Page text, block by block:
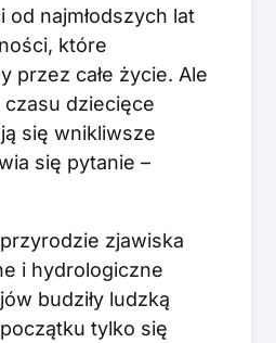
najmłodszych lat
które
przez całe życie. Ale
dziecięce
się wnikliwsze
się pytanie –
zjawiska
i hydrologiczne
budziły ludzką
tylko się